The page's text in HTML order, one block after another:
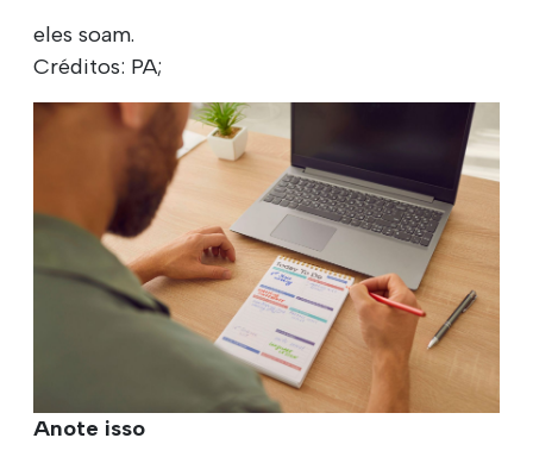
eles soam.
Créditos: PA;
Anote isso